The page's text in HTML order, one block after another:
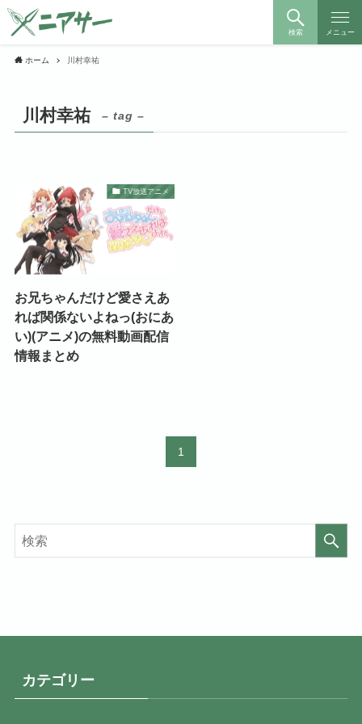
検索 メニュー
ホーム 川村幸祐
川村幸祐 – tag –
TV放送アニメ
お兄ちゃんだけど愛さえあ
れば関係ないよねっ(おにあ
い)(アニメ)の無料動画配信
情報まとめ
1
カテゴリー